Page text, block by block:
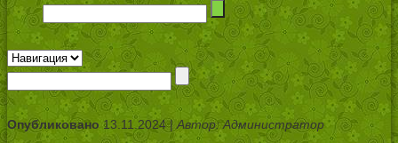
Опубликовано13.11.2024 | Автор: Администратор